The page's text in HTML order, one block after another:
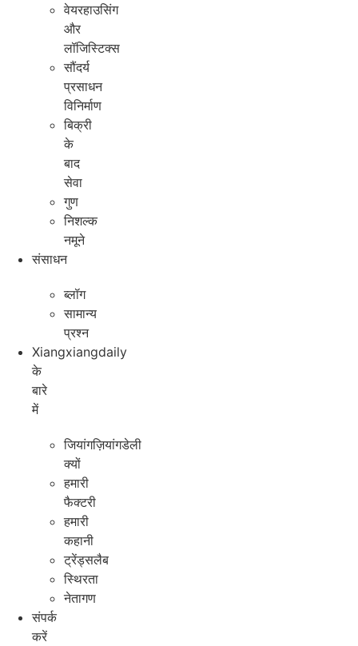
वेयरहाउसिंग
और
लॉजिस्टिक्स
सौंदर्य
प्रसाधन
विनिर्माण
बिक्री
के
बाद
सेवा
गुण
निशल्क
नमूने
संसाधन
ब्लॉग
सामान्य
प्रश्न
Xiangxiangdaily
के
बारे
में
जियांगज़ियांगडेली
क्यों
हमारी
फैक्टरी
हमारी
कहानी
ट्रेंड्सलैब
स्थिरता
नेतागण
संपर्क
करें